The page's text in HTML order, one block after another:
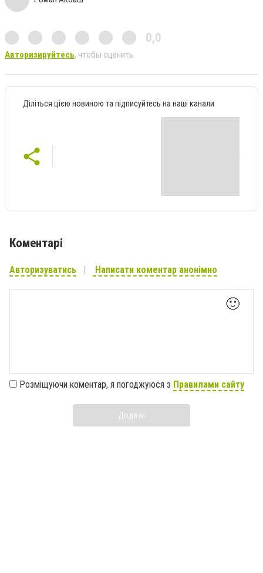
0,0
Авторизируйтесь, чтобы оценить
Діліться цією новиною та підписуйтесь на наші канали
Коментарі
Авторизуватись Написати коментар анонімно
🙂
Розміщуючи коментар, я погоджуюся з Правилами сайту
Додати